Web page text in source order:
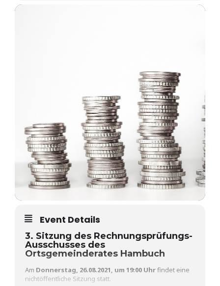
Event Details
3. Sitzung des Rechnungsprüfungs-
Ausschusses des
Ortsgemeinderates Hambuch
Am Donnerstag, 26.08.2021, um 19:00 Uhrfindet eine
nichtöffentliche Sitzung statt.